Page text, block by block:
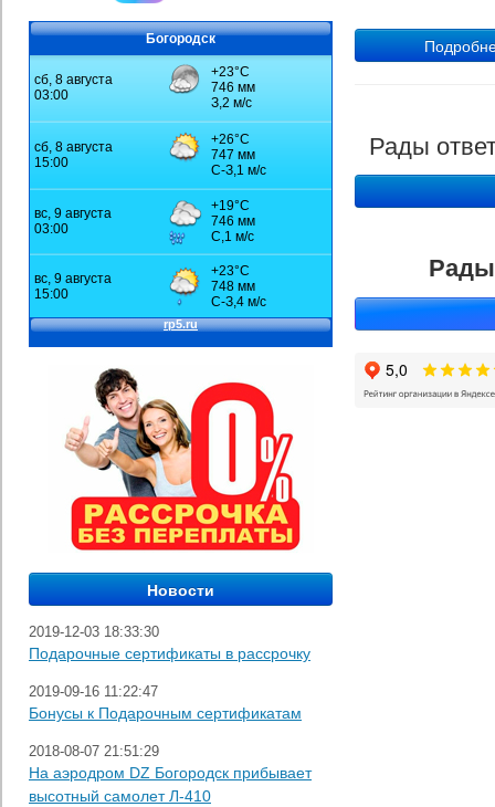
Рады
Рады
Богородск
2019-12-03 18:33:30
Подарочные сертификаты в рассрочку
2019-09-16 11:22:47
Бонусы к Подарочным сертификатам
2018-08-07 21:51:29
На аэродром DZ Богородск прибывает
высотный самолет Л-410